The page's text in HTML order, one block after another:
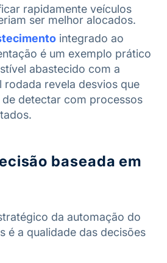
rapidamente veículos
ser melhor alocados.
integrado ao
é um exemplo prático
abastecido com a
rodada revela desvios que
detectar com processos
baseada em
da automação do
é a qualidade das decisões